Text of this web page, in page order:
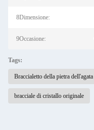
8Dimensione:
9Occasione:
Tags:
Braccialetto della pietra dell'agata
bracciale di cristallo originale